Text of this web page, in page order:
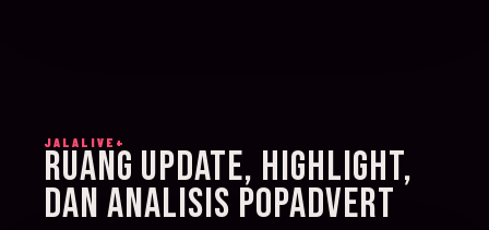
012
14-Jun-
26
20:00 Sweden v Tunisia
JALALIVE+
RUANG UPDATE, HIGHLIGHT,
DAN ANALISIS POPADVERT